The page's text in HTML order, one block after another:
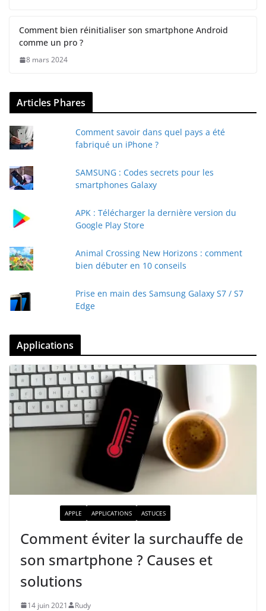
Comment bien réinitialiser son smartphone Android
comme un pro ?
8 mars 2024
Articles Phares
Comment savoir dans quel pays a été
fabriqué un iPhone ?
SAMSUNG : Codes secrets pour les
smartphones Galaxy
APK : Télécharger la dernière version du
Google Play Store
Animal Crossing New Horizons : comment
bien débuter en 10 conseils
Prise en main des Samsung Galaxy S7 / S7
Edge
Applications
APPLE APPLICATIONS ASTUCES
Comment éviter la surchauffe de
son smartphone ? Causes et
solutions
14 juin 2021 Rudy